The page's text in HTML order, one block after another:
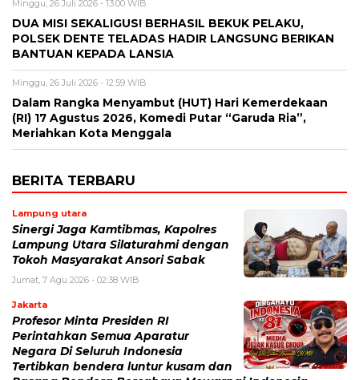
Minggu, 26 Juli 2026 - 13:00 WIB
DUA MISI SEKALIGUS! BERHASIL BEKUK PELAKU,
POLSEK DENTE TELADAS HADIR LANGSUNG BERIKAN
BANTUAN KEPADA LANSIA
Minggu, 26 Juli 2026 - 12:59 WIB
Dalam Rangka Menyambut (HUT) Hari Kemerdekaan
(RI) 17 Agustus 2026, Komedi Putar “Garuda Ria”,
Meriahkan Kota Menggala
BERITA TERBARU
Lampung utara
Sinergi Jaga Kamtibmas, Kapolres
Lampung Utara Silaturahmi dengan
Tokoh Masyarakat Ansori Sabak
Jumat, 7 Agu 2026 - 02:38 WIB
Jakarta
Profesor Minta Presiden RI
Perintahkan Semua Aparatur
Negara Di Seluruh Indonesia
Tertibkan bendera luntur kusam dan